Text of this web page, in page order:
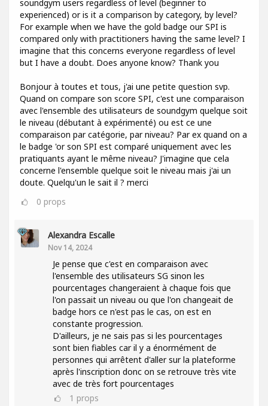
soundgym users regardless of level (beginner to
experienced) or is it a comparison by category, by level?
For example when we have the gold badge our SPI is
compared only with practitioners having the same level? I
imagine that this concerns everyone regardless of level
but I have a doubt. Does anyone know? Thank you
Bonjour à toutes et tous, j'ai une petite question svp.
Quand on compare son score SPI, c'est une comparaison
avec l'ensemble des utilisateurs de soundgym quelque soit
le niveau (débutant à expérimenté) ou est ce une
comparaison par catégorie, par niveau? Par ex quand on a
le badge 'or son SPI est comparé uniquement avec les
pratiquants ayant le même niveau? J'imagine que cela
concerne l'ensemble quelque soit le niveau mais j'ai un
doute. Quelqu'un le sait il ? merci
0 props
Alexandra Escalle
Nov 14, 2024
Je pense que c'est en comparaison avec
l'ensemble des utilisateurs SG sinon les
pourcentages changeraient à chaque fois que
l'on passait un niveau ou que l'on changeait de
badge hors ce n'est pas le cas, on est en
constante progression.
D'ailleurs, je ne sais pas si les pourcentages
sont bien fiables car il y a énormément de
personnes qui arrêtent d'aller sur la plateforme
après l'inscription donc on se retrouve très vite
avec de très fort pourcentages
1 props